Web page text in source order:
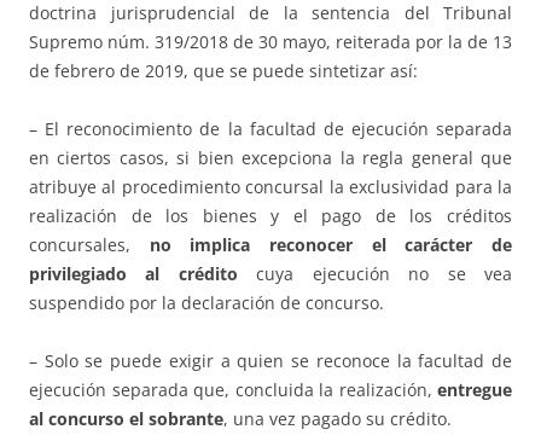
doctrina jurisprudencial de la sentencia del Tribunal
Supremo núm. 319/2018 de 30 mayo, reiterada por la de 13
de febrero de 2019, que se puede sintetizar así:
– El reconocimiento de la facultad de ejecución separada
en ciertos casos, si bien excepciona la regla general que
atribuye al procedimiento concursal la exclusividad para la
realización de los bienes y el pago de los créditos
concursales, no implica reconocer el carácter de
privilegiado al crédito cuya ejecución no se vea
suspendido por la declaración de concurso.
– Solo se puede exigir a quien se reconoce la facultad de
ejecución separada que, concluida la realización, entregue
al concurso el sobrante, una vez pagado su crédito.